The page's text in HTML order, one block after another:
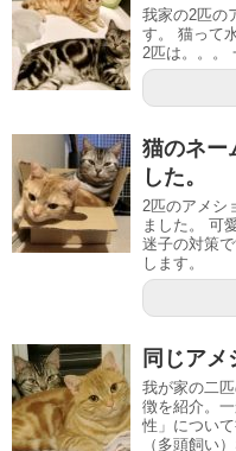
我家の2匹の
す。 猫って
2匹は。。。
猫のネー
した。
2匹のアメシ
ました。 可
迷子の対策
します。
同じア
我が家の二
徴を紹介。
性」につい
（多頭飼い